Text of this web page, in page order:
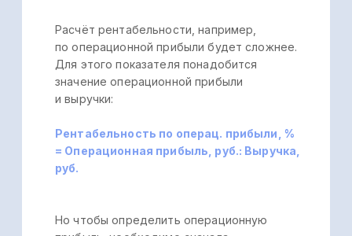
Есть и более детальный отчёт
ниже).
Скриншот 5. Список конкурентов на Ozon